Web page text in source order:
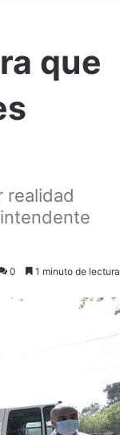
que
realidad
0 1 minuto de lectura